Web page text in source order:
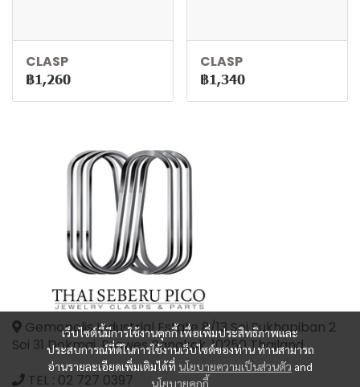
CLASP
฿1,260
CLASP
฿1,340
เว็บไซต์นี้มีการใช้งานคุกกี้ เพื่อเพิ่มประสิทธิภาพและ
ประสบการณ์ที่ดีในการใช้งานเว็บไซต์ของท่าน ท่านสามารถ
อ่านรายละเอียดเพิ่มเติมได้ที่ นโยบายความเป็นส่วนตัว and
นโยบายคุกกี้
Gemopolis Industrial Estate 8/13 Soi Sukhapiban 2
Soi 31 Dokmai, Prawes Bangkok, 10250 Thailand
TEL : 02 727 0397